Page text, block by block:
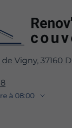
Vigny, 37160
à 08:00